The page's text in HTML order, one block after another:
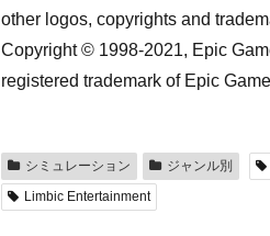
other logos, copyrights and
Copyright © 1998-2021, Epic
registered trademark of Epic
シミュレーション ジャンル別
Limbic Entertainment